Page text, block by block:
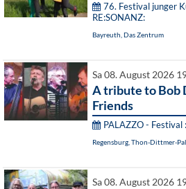
76. Festival junger
RE:SONANZ:
Bayreuth, Das Zentrum
Sa 08. August 2026
A tribute to Bob
Friends
PALAZZO - Festival :
Regensburg, Thon-Dittmer-
Sa 08. August 2026